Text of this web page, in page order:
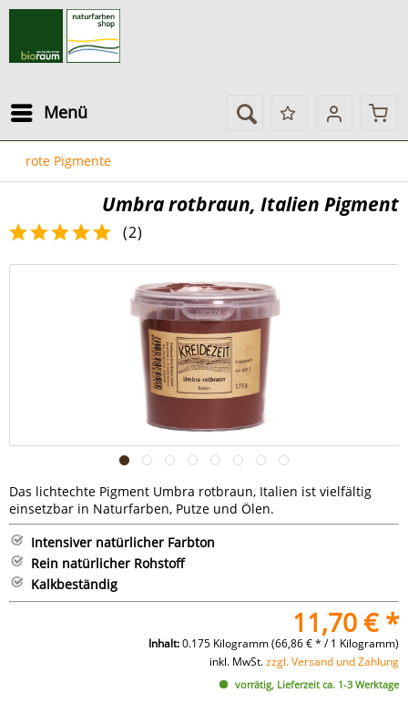
Menü
rote Pigmente
Umbra rotbraun, Italien Pigment
(2)
Das lichtechte Pigment Umbra rotbraun, Italien ist vielfältig
einsetzbar in Naturfarben, Putze und Ölen.
Intensiver natürlicher Farbton
Rein natürlicher Rohstoff
Kalkbeständig
11,70 € *
Inhalt:0.175 Kilogramm (66,86 € * / 1 Kilogramm)
inkl. MwSt.zzgl. Versand und Zahlung
vorrätig, Lieferzeit ca. 1-3 Werktage